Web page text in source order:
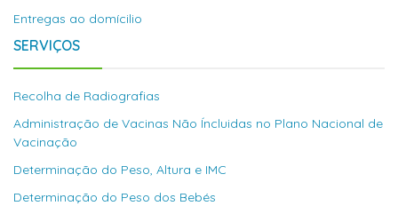
Entregas ao domícilio
SERVIÇOS
Recolha de Radiografias
Administração de Vacinas Não Íncluidas no Plano Nacional de
Vacinação
Determinação do Peso, Altura e IMC
Determinação do Peso dos Bebés